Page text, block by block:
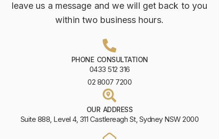
leave us a message and we will get back to you
within two business hours.
PHONE CONSULTATION
0433 512 316
02 8007 7200
OUR ADDRESS
Suite 888, Level 4, 311 Castlereagh St, Sydney NSW 2000